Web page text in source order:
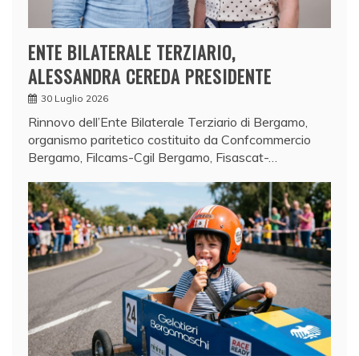
ENTE BILATERALE TERZIARIO,
ALESSANDRA CEREDA PRESIDENTE
30 Luglio 2026
Rinnovo dell’Ente Bilaterale Terziario di Bergamo,
organismo paritetico costituito da Confcommercio
Bergamo, Filcams-Cgil Bergamo, Fisascat-…